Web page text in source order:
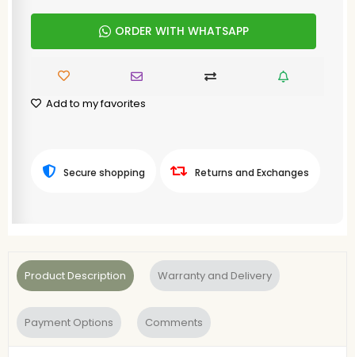
ORDER WITH WHATSAPP
Add to my favorites
Secure shopping Returns and Exchanges
Product Description Warranty and Delivery
Payment Options Comments